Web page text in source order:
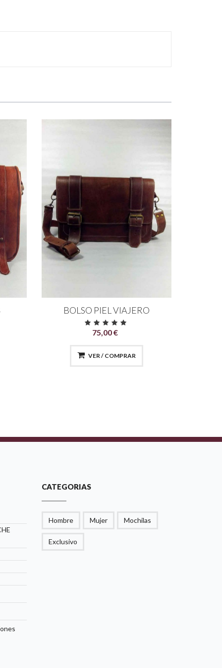
BOLSO PIEL VIAJERO
75,00 €
VER / COMPRAR
CATEGORIAS
Hombre Mujer Mochilas
Exclusivo